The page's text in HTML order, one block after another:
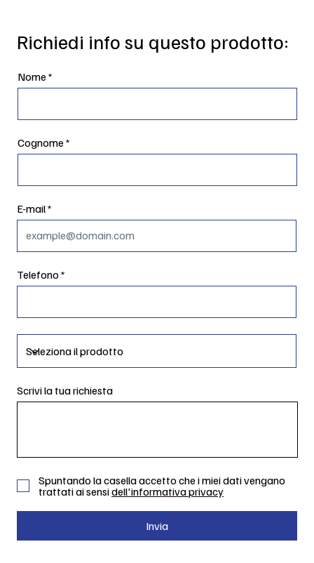
Richiedi info su questo prodotto:
Nome
Cognome
E-mail
Telefono
Scrivi la tua richiesta
Spuntando la casella accetto che i miei dati vengano
trattati ai sensidell'informativa privacy
Invia